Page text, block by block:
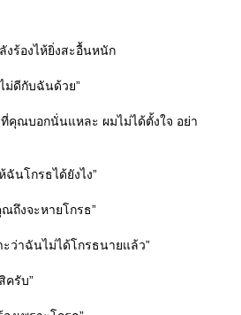
ร้องไห้ยิ่งสะอื้นหนัก
ม่ดีกับฉันด้วย”
คุณบอกนั่นแหละ ผมไม่ได้ตั้งใจ อย่า
นโกรธได้ยังไง”
ถึงจะหายโกรธ”
ะว่าฉันไม่ได้โกรธนายแล้ว”
ครับ”